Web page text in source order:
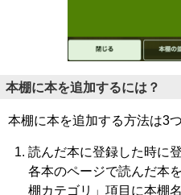
本棚に本を追加するには？
本棚に本を追加する方法は3
読んだ本に登録した時に
各本のページで読んだ本
棚カテゴリ」項目に本棚